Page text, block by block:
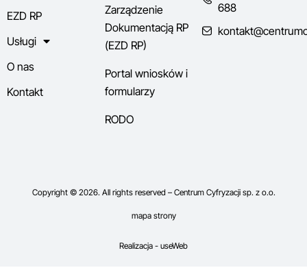
EZD RP
Usługi
O nas
Kontakt
Zarządzenie
Dokumentacją RP
(EZD RP)
Portal wniosków i
formularzy
RODO
688
Copyright © 2026. All rights reserved – Centrum Cyfryzacji sp. z o.o.
mapa strony
Realizacja - useWeb